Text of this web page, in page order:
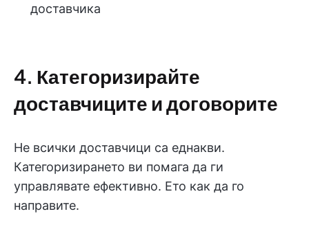
доставчика
4. Категоризирайте
доставчиците и договорите
Не всички доставчици са еднакви.
Категоризирането ви помага да ги
управлявате ефективно. Ето как да го
направите.